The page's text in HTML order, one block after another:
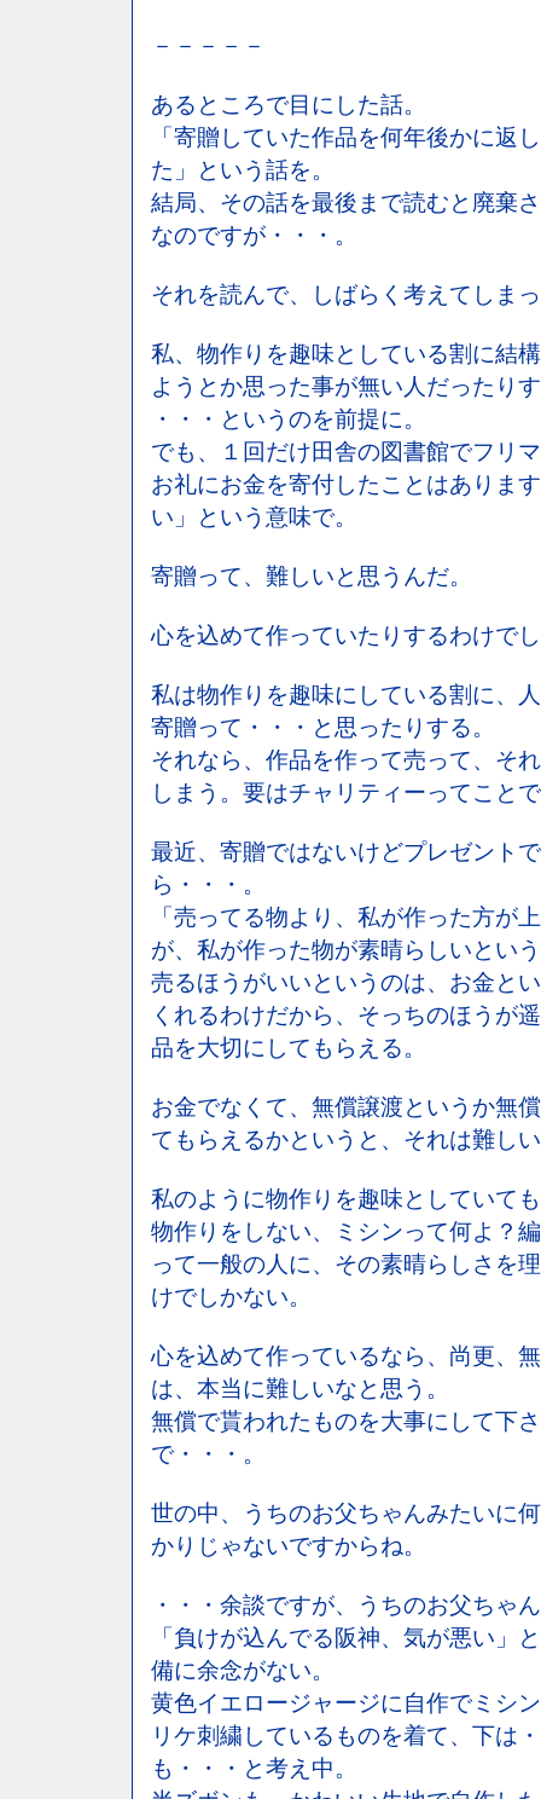
－－－－－
あるところで目にした話。
「寄贈していた作品を何年後かに返
た」という話を。
結局、その話を最後まで読むと廃棄
なのですが・・・。
それを読んで、しばらく考えてしま
私、物作りを趣味としている割に結
ようとか思った事が無い人だったり
・・・というのを前提に。
でも、１回だけ田舎の図書館でフリ
お礼にお金を寄付したことはありま
い」という意味で。
寄贈って、難しいと思うんだ。
心を込めて作っていたりするわけで
私は物作りを趣味にしている割に、
寄贈って・・・と思ったりする。
それなら、作品を作って売って、そ
しまう。要はチャリティーってこと
最近、寄贈ではないけどプレゼント
ら・・・。
「売ってる物より、私が作った方が
が、私が作った物が素晴らしいとい
売るほうがいいというのは、お金と
くれるわけだから、そっちのほうが
品を大切にしてもらえる。
お金でなくて、無償譲渡というか無
てもらえるかというと、それは難し
私のように物作りを趣味としていて
物作りをしない、ミシンって何よ？
って一般の人に、その素晴らしさを
けでしかない。
心を込めて作っているなら、尚更、
は、本当に難しいなと思う。
無償で貰われたものを大事にして下
で・・・。
世の中、うちのお父ちゃんみたいに
かりじゃないですからね。
・・・余談ですが、うちのお父ちゃ
「負けが込んでる阪神、気が悪い」
備に余念がない。
黄色イエロージャージに自作でミシ
リケ刺繍しているものを着て、下は
も・・・と考え中。